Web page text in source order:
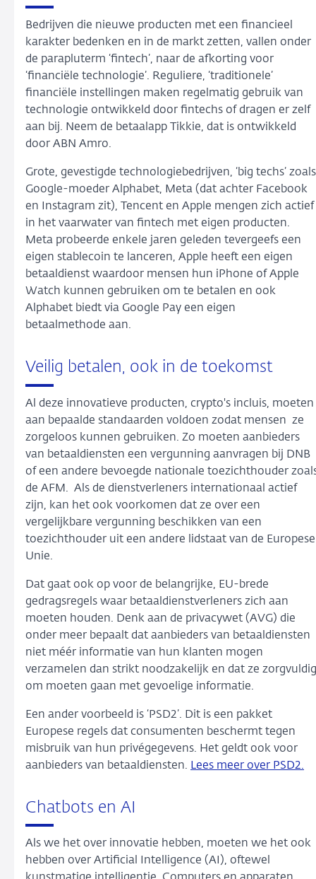
Bedrijven die nieuwe producten met een financieel
karakter bedenken en in de markt zetten, vallen onder
de parapluterm ‘fintech’, naar de afkorting voor
‘financiële technologie’. Reguliere, ‘traditionele’
financiële instellingen maken regelmatig gebruik van
technologie ontwikkeld door fintechs of dragen er zelf
aan bij. Neem de betaalapp Tikkie, dat is ontwikkeld
door ABN Amro.
Grote, gevestigde technologiebedrijven, ‘big techs’ zoals
Google-moeder Alphabet, Meta (dat achter Facebook
en Instagram zit), Tencent en Apple mengen zich actief
in het vaarwater van fintech met eigen producten.
Meta probeerde enkele jaren geleden tevergeefs een
eigen stablecoin te lanceren, Apple heeft een eigen
betaaldienst waardoor mensen hun iPhone of Apple
Watch kunnen gebruiken om te betalen en ook
Alphabet biedt via Google Pay een eigen
betaalmethode aan.
Veilig betalen, ook in de toekomst
Al deze innovatieve producten, crypto's incluis, moeten
aan bepaalde standaarden voldoen zodat mensen ze
zorgeloos kunnen gebruiken. Zo moeten aanbieders
van betaaldiensten een vergunning aanvragen bij DNB
of een andere bevoegde nationale toezichthouder
de AFM. Als de dienstverleners internationaal actief
zijn, kan het ook voorkomen dat ze over een
vergelijkbare vergunning beschikken van een
toezichthouder uit een andere lidstaat van de Europese
Unie.
Dat gaat ook op voor de belangrijke, EU-brede
gedragsregels waar betaaldienstverleners zich aan
moeten houden. Denk aan de privacywet (AVG) die
onder meer bepaalt dat aanbieders van betaaldiensten
niet méér informatie van hun klanten mogen
verzamelen dan strikt noodzakelijk en dat ze zorgvuldig
om moeten gaan met gevoelige informatie.
Een ander voorbeeld is ‘PSD2’. Dit is een pakket
Europese regels dat consumenten beschermt tegen
misbruik van hun privégegevens. Het geldt ook voor
aanbieders van betaaldiensten. Lees meer over PSD2.
Chatbots en AI
Als we het over innovatie hebben, moeten we het ook
hebben over Artificial Intelligence (AI), oftewel